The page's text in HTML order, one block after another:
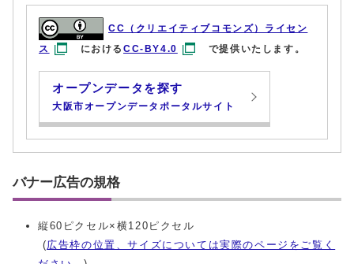
CC（クリエイティブコモンズ）ライセン
ス
におけるCC-BY4.0 で提供いたします。
オープンデータを探す
大阪市オープンデータポータルサイト
バナー広告の規格
縦60ピクセル×横120ピクセル
(広告枠の位置、サイズについては実際のページをご覧く